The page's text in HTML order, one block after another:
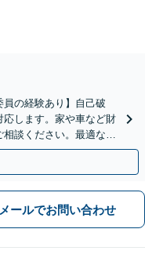
員の経験あり】自己破
します。家や車など財
談ください。最適な解
メールでお問い合わせ